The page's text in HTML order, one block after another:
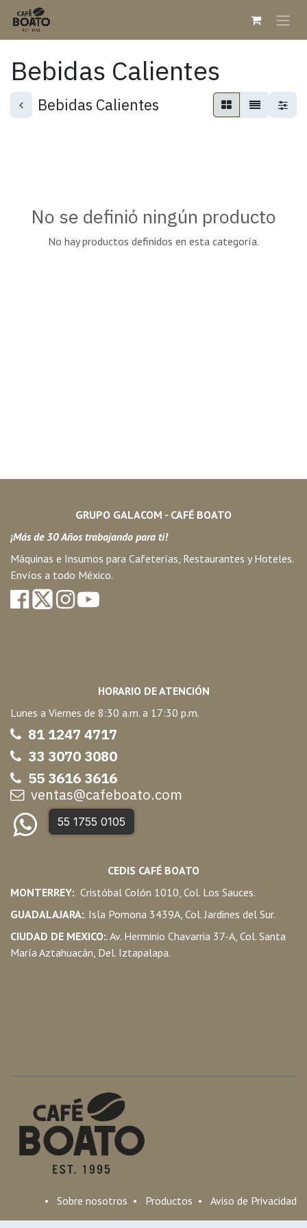
Ir al contenido
Bebidas Calientes
Bebidas Calientes
No se definió ningún producto
No hay productos definidos en esta categoría.
GRUPO GALACOM - CAFÉ BOATO
¡Más de 30 Años trabajando para ti!
Máquinas e Insumos para Cafeterías, Restaurantes y Hoteles.
Envíos a todo México.
HORARIO DE ATENCIÓN
Lunes a Viernes de 8:30 a.m. a 17:30 p.m.
81 1247 4717
33 3070 3080
55 3616 3616
ventas@cafeboato.com
55 1755 0105
CEDIS CAFÉ BOATO
MONTERREY: Cristóbal Colón 1010, Col. Los Sauces.
GUADALAJARA:. Isla Pomona 3439A, Col. Jardines del Sur.
CIUDAD DE MEXICO:. Av. Herminio Chavarria 37-A, Col. Santa
María Aztahuacán, Del. Iztapalapa.
• Sobre nosotros • Productos • Aviso de Privacidad